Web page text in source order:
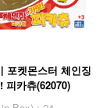
포켓몬스터 체인징
피카츄(62070)